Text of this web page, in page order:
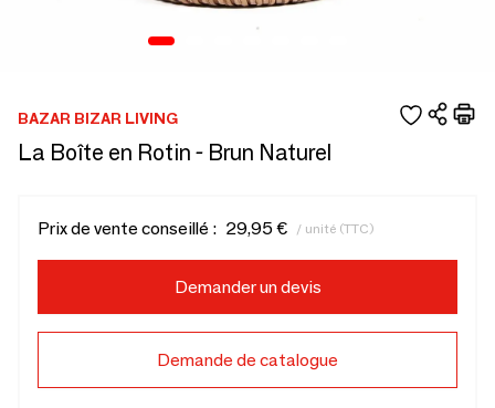
BAZAR BIZAR LIVING
La Boîte en Rotin - Brun Naturel
Prix de vente conseillé : 29,95 € / unité (TTC)
Demander un devis
Demande de catalogue